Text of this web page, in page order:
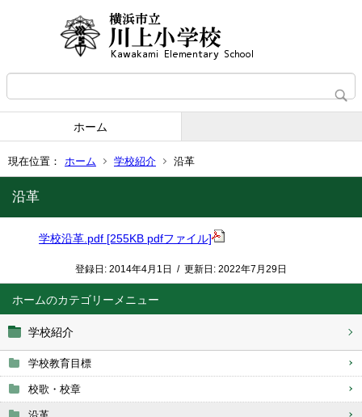
ホーム
現在位置： ホーム 学校紹介 沿革
ホーム
学校紹介
学校教育目標
校歌・校章
沿革
学校沿革.pdf [255KB pdfファイル]
登録日: 2014年4月1日 / 更新日: 2022年7月29日